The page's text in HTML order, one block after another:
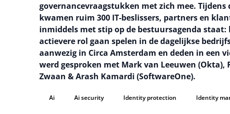
governancevraagstukken met zich mee.
kwamen ruim 300 IT-beslissers, partners en
inmiddels met stip op de bestuursagenda
actievere rol gaan spelen in de dagelijkse
aanwezig in Circa Amsterdam en deden in een
werd gesproken met Mark van Leeuwen (Okta),
Zwaan & Arash Kamardi (SoftwareOne).
Ai Ai security Identity protection Identity